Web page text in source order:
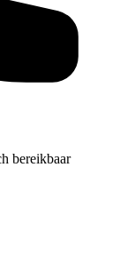
bereikbaar